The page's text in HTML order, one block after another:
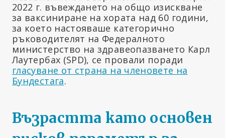
2022 г. въвеждането на общо изискване
за ваксиниране на хората над 60 години,
за което настояваше категорично
ръководителят на Федералното
министерство на здравеопазването Карл
Лаутербах (SPD), се провали поради
гласуване от страна на членовете на
Бундестага.
Възрастта като основен